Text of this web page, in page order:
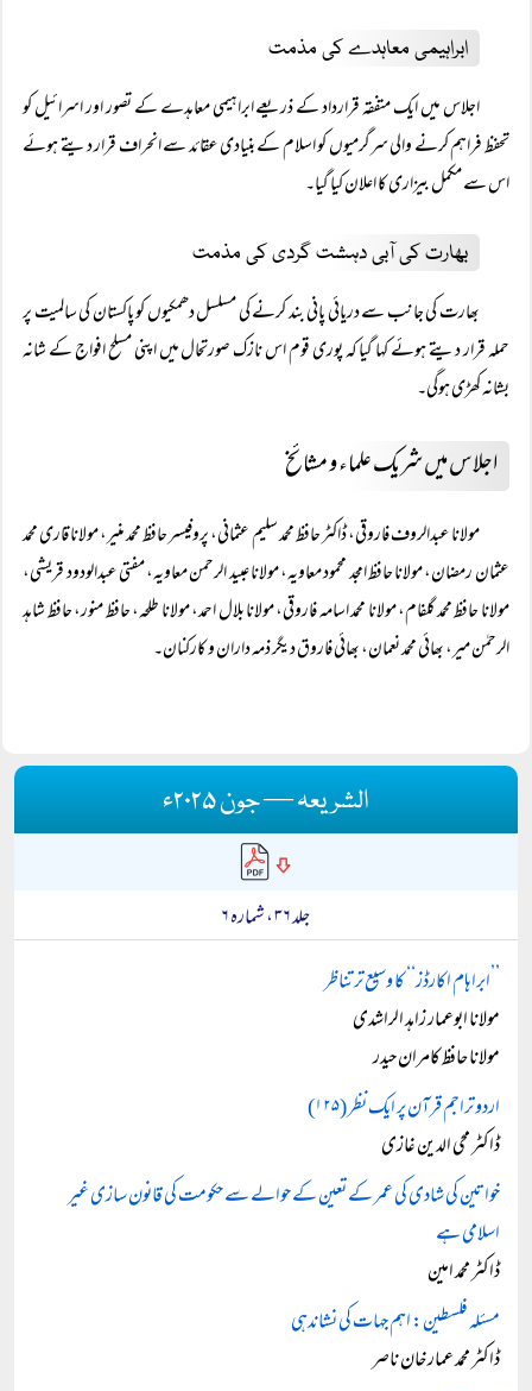
ابراہیمی معاہدے کی مذمت
اجلاس میں ایک متفقہ قرارداد کے ذریعے ابراہیمی معاہدے کے تصور اور اسرائیل کو
تحفظ فراہم کرنے والی سرگرمیوں کو اسلام کے بنیادی عقائد سے انحراف قرار دیتے ہوئے
اس سے مکمل بیزاری کا اعلان کیا گیا۔
بھارت کی آبی دہشت گردی کی مذمت
بھارت کی جانب سے دریائی پانی بند کرنے کی مسلسل دھمکیوں کو پاکستان کی سالمیت پر
حملہ قرار دیتے ہوئے کہا گیا کہ پوری قوم اس نازک صورتحال میں اپنی مسلح افواج کے شانہ
بشانہ کھڑی ہوگی۔
اجلاس میں شریک علماء و مشائخ
مولانا عبدالروف فاروقی، ڈاکٹر حافظ محمد سلیم عثمانی، پروفیسر حافظ محمد منیر، مولانا قاری محمد
عثمان رمضان، مولانا حافظ امجد محمود معاویہ، مولانا عبید الرحمن معاویہ، مفتی عبدالودود قریشی،
مولانا حافظ محمد گلفام، مولانا محمد اسامہ فاروقی، مولانا بلال احمد، مولانا طلحہ، حافظ منور، حافظ شاہد
الرحمٰن میر، بھائی محمد نعمان، بھائی فاروق دیگر ذمہ داران و کارکنان۔
الشریعہ — جون ۲۰۲۵ء
جلد ۳۶ ، شمارہ ۶
’’ابراہام اکارڈز‘‘ کا وسیع تر تناظر
مولانا ابوعمار زاہد الراشدی
مولانا حافظ کامران حیدر
اردو تراجم قرآن پر ایک نظر (۱۲۵)
ڈاکٹر محی الدین غازی
خواتین کی شادی کی عمر کے تعین کے حوالے سے حکومت کی قانون سازی غیر
اسلامی ہے
ڈاکٹر محمد امین
مسئلہ فلسطین: اہم جہات کی نشاندہی
ڈاکٹر محمد عمار خان ناصر